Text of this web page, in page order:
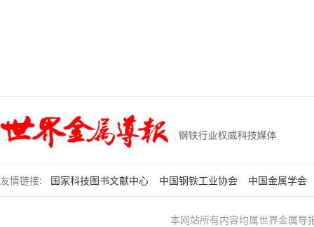
友情链接: 国家科技图书文献中心 中国钢铁工业协会 中国金属学会
本网站所有内容均属世界金属导